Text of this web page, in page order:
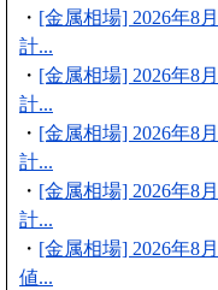
・ [金属相場] 2026年8
計...
・ [金属相場] 2026年8
計...
・ [金属相場] 2026年8
計...
・ [金属相場] 2026年8
計...
・ [金属相場] 2026年8
値...